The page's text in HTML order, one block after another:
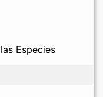
Especies